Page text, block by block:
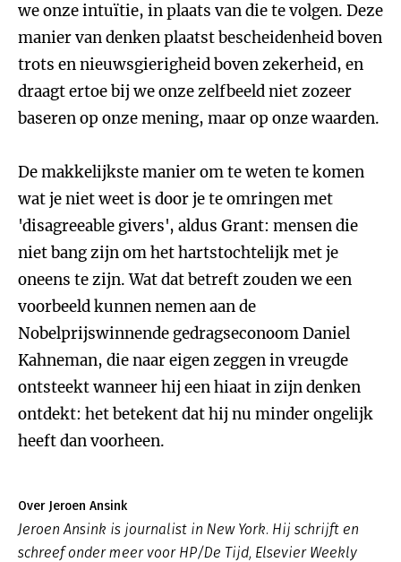
we onze intuïtie, in plaats van die te volgen. Deze
manier van denken plaatst bescheidenheid boven
trots en nieuwsgierigheid boven zekerheid, en
draagt ertoe bij we onze zelfbeeld niet zozeer
baseren op onze mening, maar op onze waarden.
De makkelijkste manier om te weten te komen
wat je niet weet is door je te omringen met
'disagreeable givers', aldus Grant: mensen die
niet bang zijn om het hartstochtelijk met je
oneens te zijn. Wat dat betreft zouden we een
voorbeeld kunnen nemen aan de
Nobelprijswinnende gedragseconoom Daniel
Kahneman, die naar eigen zeggen in vreugde
ontsteekt wanneer hij een hiaat in zijn denken
ontdekt: het betekent dat hij nu minder ongelijk
heeft dan voorheen.
Over Jeroen Ansink
Jeroen Ansink is journalist in New York. Hij schrijft en
schreef onder meer voor HP/De Tijd, Elsevier Weekly